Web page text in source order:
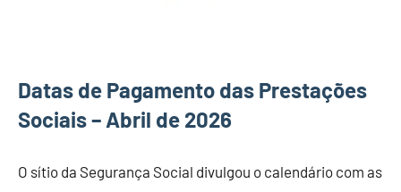
Datas de Pagamento das Prestações
Sociais – Abril de 2026
O sítio da Segurança Social divulgou o calendário com as